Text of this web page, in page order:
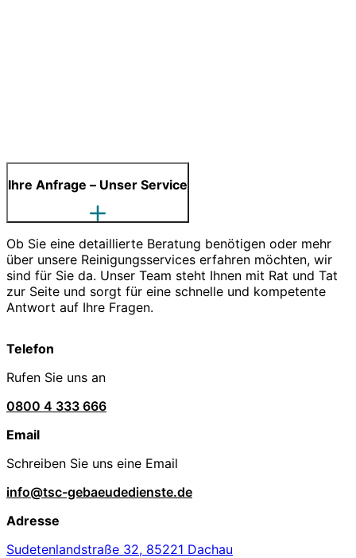
Ihre Anfrage – Unser Service
Ob Sie eine detaillierte Beratung benötigen oder mehr
über unsere Reinigungsservices erfahren möchten, wir
sind für Sie da. Unser Team steht Ihnen mit Rat und Tat
zur Seite und sorgt für eine schnelle und kompetente
Antwort auf Ihre Fragen.
Telefon
Rufen Sie uns an
0800 4 333 666
Email
Schreiben Sie uns eine Email
info@tsc-gebaeudedienste.de
Adresse
Sudetenlandstraße 32, 85221 Dachau